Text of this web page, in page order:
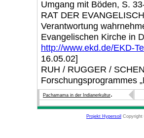
Umgang mit Böden, S.
RAT DER
Verantwortung
Evangelischen Kirche in
http://www.ekd.de/EKD-
16.05.02]
RUH / RUGGER /
Forschungsprogrammes
Pachamama in der Indianerkultur.
Projekt Hypersoil Copyright